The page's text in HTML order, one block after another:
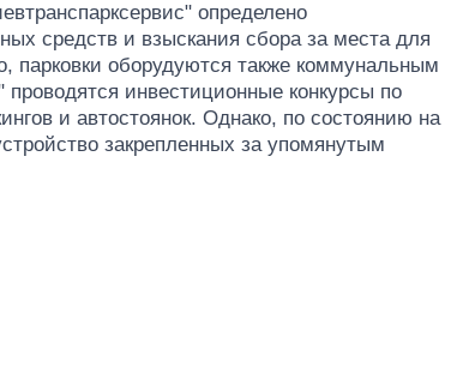
определено
средств и взыскания сбора за места для
парковки оборудуются также коммунальным
инвестиционные конкурсы по
и автостоянок. Однако, по состоянию на
закрепленных за упомянутым